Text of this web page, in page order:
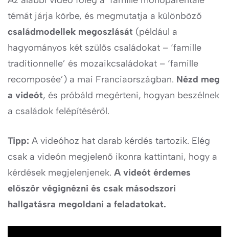
témát járja körbe, és megmutatja a különböző
családmodellek megoszlását (például a
hagyományos két szülős családokat – ‘famille
traditionnelle’ és mozaikcsaládokat – ‘famille
recomposée’) a mai Franciaországban. Nézd meg
a videót, és próbáld megérteni, hogyan beszélnek
a családok felépítéséről.
Tipp: A videóhoz hat darab kérdés tartozik. Elég
csak a videón megjelenő ikonra kattintani, hogy a
kérdések megjelenjenek. A videót érdemes
először végignézni és csak másodszori
hallgatásra megoldani a feladatokat.